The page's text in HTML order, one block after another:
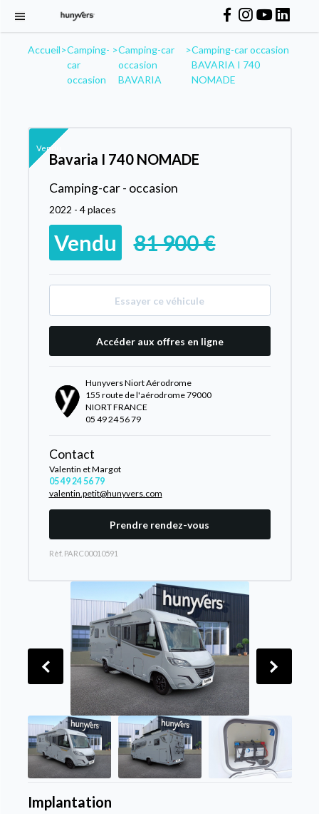
Accueil>Camping-
car
occasion
>Camping-car
occasion
BAVARIA
>Camping-car occasion
BAVARIA I 740
NOMADE
Vendu
Bavaria I 740 NOMADE
Camping-car - occasion
2022 - 4 places
Vendu 81 900 €
Essayer ce véhicule
Accéder aux offres en ligne
Hunyvers Niort Aérodrome
155 route de l'aérodrome 79000
NIORT FRANCE
05 49 24 56 79
Contact
Valentin et Margot
05 49 24 56 79
valentin.petit@hunyvers.com
Prendre rendez-vous
Rèf. PARC00010591
Implantation